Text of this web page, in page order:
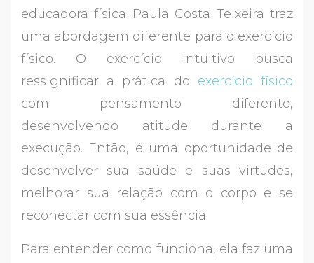
educadora física Paula Costa Teixeira traz
uma abordagem diferente para o exercício
físico. O exercício Intuitivo busca
ressignificar a prática do exercício físico
com pensamento diferente,
desenvolvendo atitude durante a
execução. Então, é uma oportunidade de
desenvolver sua saúde e suas virtudes,
melhorar sua relação com o corpo e se
reconectar com sua essência.
Para entender como funciona, ela faz uma